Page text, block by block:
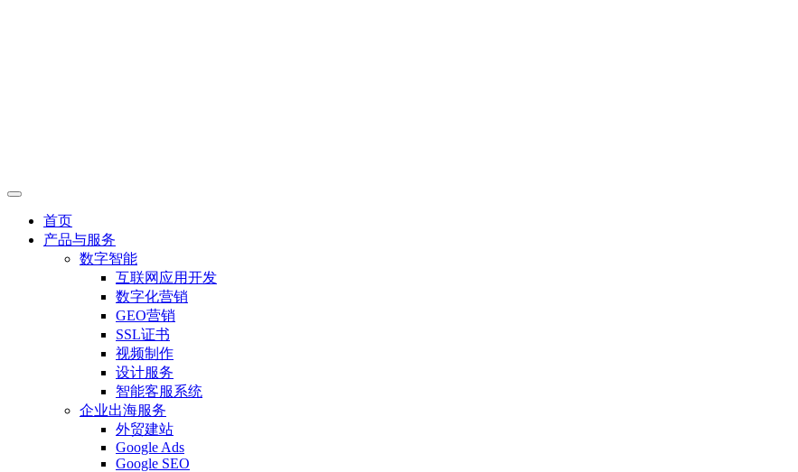
首页
产品与服务
数字智能
互联网应用开发
数字化营销
GEO营销
SSL证书
视频制作
设计服务
智能客服系统
企业出海服务
外贸建站
Google Ads
Google SEO